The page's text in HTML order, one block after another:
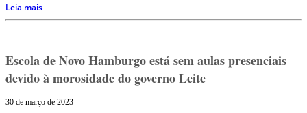
Leia mais
Escola de Novo Hamburgo está sem aulas presenciais
devido à morosidade do governo Leite
30 de março de 2023